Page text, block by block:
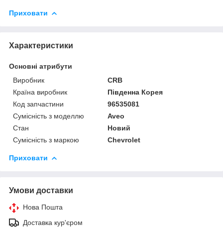
Приховати
Характеристики
Основні атрибути
Виробник
CRB
Країна виробник
Південна Корея
Код запчастини
96535081
Сумісність з моделлю
Aveo
Стан
Новий
Сумісність з маркою
Chevrolet
Приховати
Умови доставки
Нова Пошта
Доставка кур'єром